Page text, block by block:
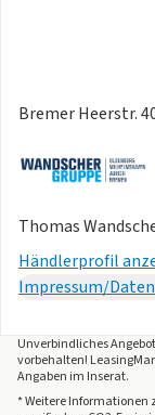
und GAP
Bremer Heerstr.
Thomas
Händlerprofil
Impressum/
Unverbindliches
vorbehalten!
Angaben im Inserat.
* Weitere